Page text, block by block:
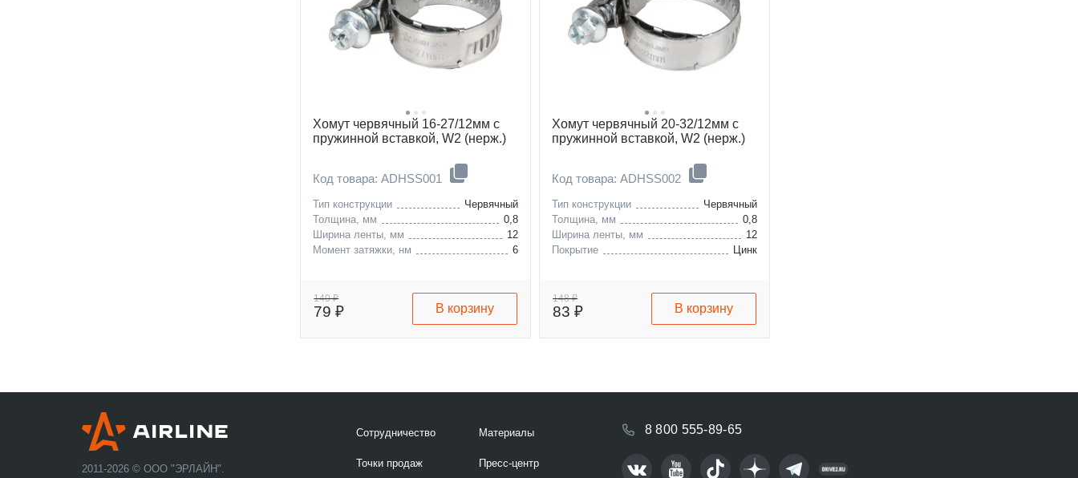
Хомут червячный 16-27/12мм с
пружинной вставкой, W2 (нерж.)
Код товара: ADHSS001
Тип конструкции
Червячный
Толщина, мм
0,8
Ширина ленты, мм
12
Момент затяжки, нм
6
140 ₽
79 ₽ В корзину
Хомут червячный 20-32/12мм с
пружинной вставкой, W2 (нерж.)
Код товара: ADHSS002
Тип конструкции
Червячный
Толщина, мм
0,8
Ширина ленты, мм
12
Покрытие
Цинк
148 ₽
83 ₽ В корзину
2011-2026 © ООО "ЭРЛАЙН".
Сотрудничество
Точки продаж
Материалы
Пресс-центр
8 800 555-89-65